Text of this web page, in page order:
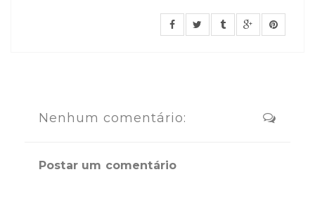
Nenhum comentário:
Postar um comentário